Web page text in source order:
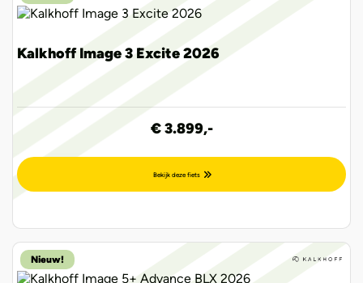
Kalkhoff Image 3 Excite 2026
€ 3.899,-
Bekijk deze fiets
Nieuw!